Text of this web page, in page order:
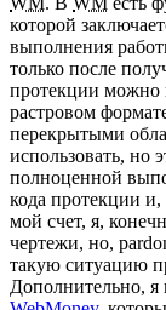
которой
выполнения
только после
протекции можно
растровом
перекрытыми
использовать, но
полноценной
кода протекции и,
мой счет, я,
чертежи, но,
такую ситуацию
Дополнительно,